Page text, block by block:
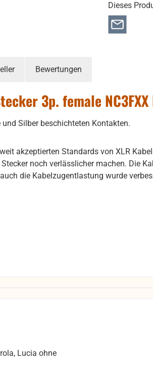
Dieses
Bewertungen
3p. female
Silber beschichteten Kontakten.
akzeptierten Standards von XLR
noch verlässlicher machen. Die
die Kabelzugentlastung wurde